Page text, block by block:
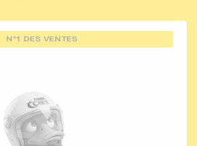
N°1 DES VENTES